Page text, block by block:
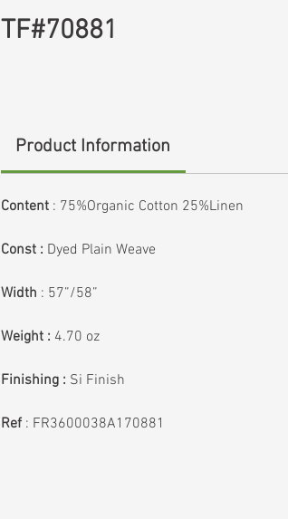
TF#70881
Product Information
Content : 75%Organic Cotton 25%Linen
Const : Dyed Plain Weave
Width : 57”/58”
Weight : 4.70 oz
Finishing : Si Finish
Ref : FR3600038A170881